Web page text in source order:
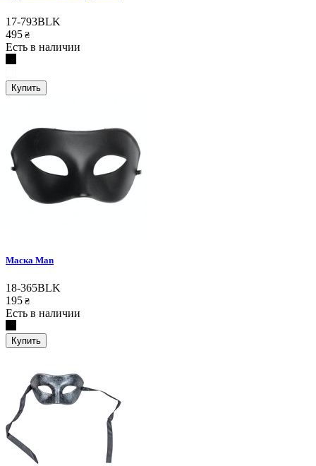
17-793BLK
495 ₴
Есть в наличии
Купить
Маска Man
18-365BLK
195 ₴
Есть в наличии
Купить